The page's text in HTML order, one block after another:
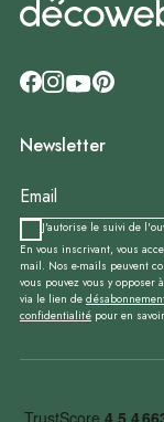
Newsletter
J'autorise le suivi de
En vous inscrivant, vous
mail. Nos e-mails peuvent
vous pouvez vous y
via le lien de
confidentialité pour en